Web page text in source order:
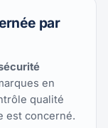
par
en
qualité
est concerné.